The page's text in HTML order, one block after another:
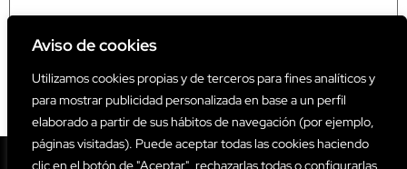
Aviso de cookies
Utilizamos cookies propias y de terceros para fines analíticos y
para mostrar publicidad personalizada en base a un perfil
elaborado a partir de sus hábitos de navegación (por ejemplo,
páginas visitadas). Puede aceptar todas las cookies haciendo
clic en el botón de "Aceptar", rechazarlas todas o configurarlas
Este sitio usa Akismet para reducir el spam.
Aprende cómo se
procesan los datos de tus comentarios.